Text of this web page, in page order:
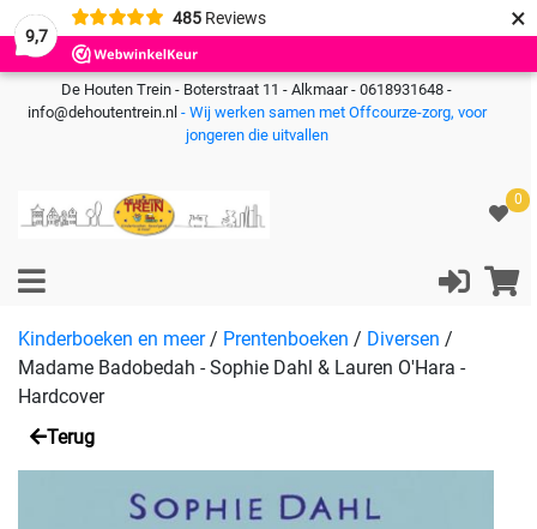
9,7
485 Reviews ×
De Houten Trein - Boterstraat 11 - Alkmaar - 0618931648 -
info@dehoutentrein.nl - Wij werken samen met Offcourze-zorg, voor
jongeren die uitvallen
0
Kinderboeken en meer / Prentenboeken / Diversen /
Madame Badobedah - Sophie Dahl & Lauren O'Hara -
Hardcover
Terug